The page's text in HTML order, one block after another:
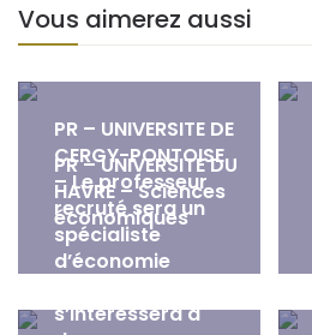
Vous aimerez aussi
PR – UNIVERSITE DU
HAVRE – Sciences
économiques
PR – UNIVERSITE DE
CERGY-PONTOISE
– Le professeur
recruté sera un
spécialiste
d’économie
s’intéressera à